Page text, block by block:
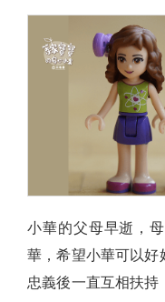
小華的父母早逝，
華，希望小華可以好
忠義後一直互相扶